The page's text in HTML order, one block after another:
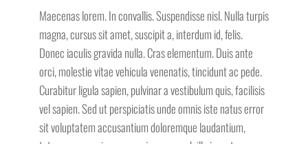
Maecenas lorem. In convallis. Suspendisse nisl. Nulla turpis
magna, cursus sit amet, suscipit a, interdum id, felis.
Donec iaculis gravida nulla. Cras elementum. Duis ante
orci, molestie vitae vehicula venenatis, tincidunt ac pede.
Curabitur ligula sapien, pulvinar a vestibulum quis, facilisis
vel sapien. Sed ut perspiciatis unde omnis iste natus error
sit voluptatem accusantium doloremque laudantium,